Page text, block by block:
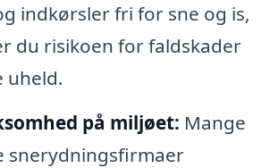
indkørsler fri for sne og is,
du risikoen for faldskader
uheld.
på miljøet: Mange
snerydningsfirmaer